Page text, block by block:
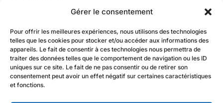
Gérer le consentement
Pour offrir les meilleures expériences, nous utilisons des technologies
telles que les cookies pour stocker et/ou accéder aux informations des
appareils. Le fait de consentir à ces technologies nous permettra de
traiter des données telles que le comportement de navigation ou les ID
uniques sur ce site. Le fait de ne pas consentir ou de retirer son
consentement peut avoir un effet négatif sur certaines caractéristiques
et fonctions.